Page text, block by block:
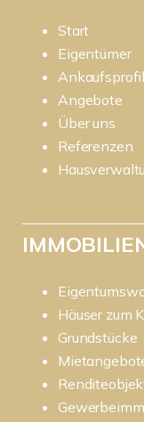
Start
Eigentümer
Angebote
Über uns
Referenzen
Häuser zum
Grundstücke